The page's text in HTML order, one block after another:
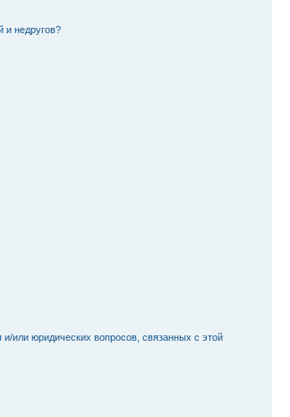
и недругов?
или юридических вопросов, связанных с этой